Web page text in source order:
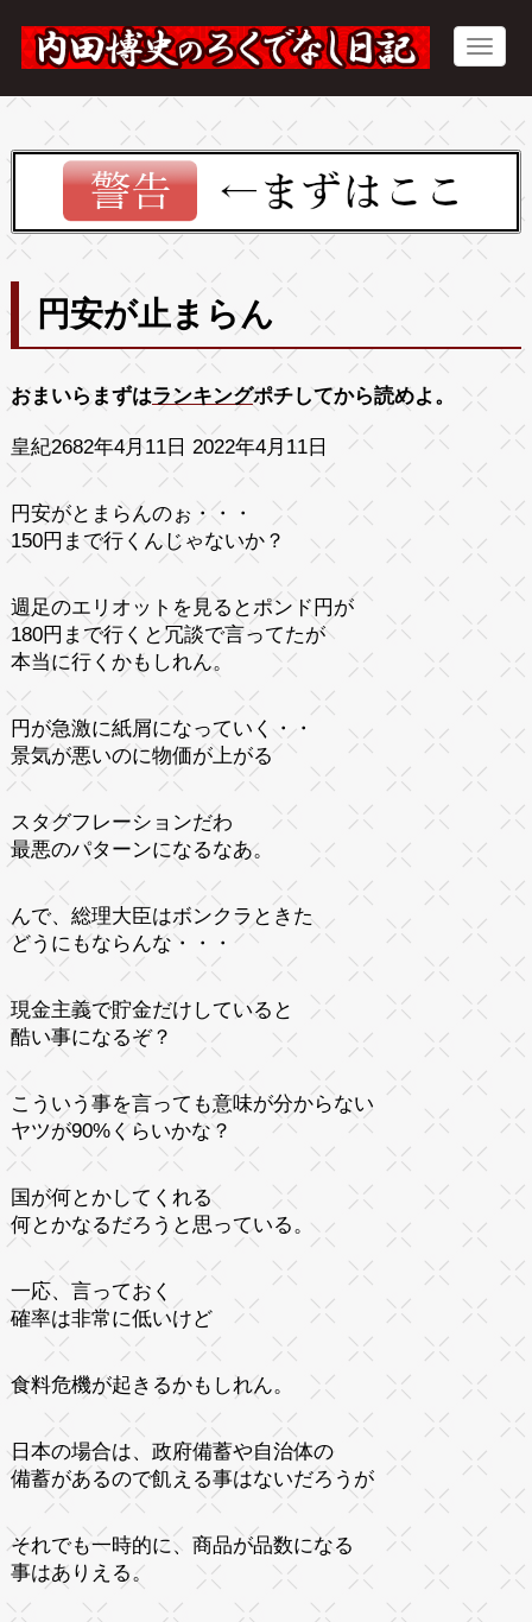
円安が止まらん
おまいらまずはランキングポチしてから読めよ。
皇紀2682年4月11日 2022年4月11日
円安がとまらんのぉ・・・
150円まで行くんじゃないか？
週足のエリオットを見るとポンド円が
180円まで行くと冗談で言ってたが
本当に行くかもしれん。
円が急激に紙屑になっていく・・
景気が悪いのに物価が上がる
スタグフレーションだわ
最悪のパターンになるなあ。
んで、総理大臣はボンクラときた
どうにもならんな・・・
現金主義で貯金だけしていると
酷い事になるぞ？
こういう事を言っても意味が分からない
ヤツが90%くらいかな？
国が何とかしてくれる
何とかなるだろうと思っている。
一応、言っておく
確率は非常に低いけど
食料危機が起きるかもしれん。
日本の場合は、政府備蓄や自治体の
備蓄があるので飢える事はないだろうが
それでも一時的に、商品が品数になる
事はありえる。